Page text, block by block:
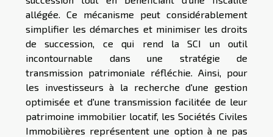
allégée. Ce mécanisme peut considérablement
simplifier les démarches et minimiser les droits
de succession, ce qui rend la SCI un outil
incontournable dans une stratégie de
transmission patrimoniale réfléchie. Ainsi, pour
les investisseurs à la recherche d'une gestion
optimisée et d'une transmission facilitée de leur
patrimoine immobilier locatif, les Sociétés Civiles
Immobilières représentent une option à ne pas